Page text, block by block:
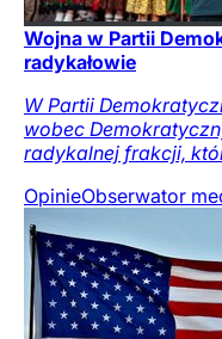
Wojna w Partii
radykałowie
W Partii
wobec
radykalnej frakcji,
OpinieObserwator